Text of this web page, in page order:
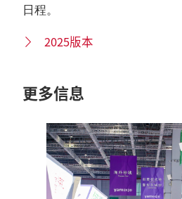
日程。
2025版本
更多信息